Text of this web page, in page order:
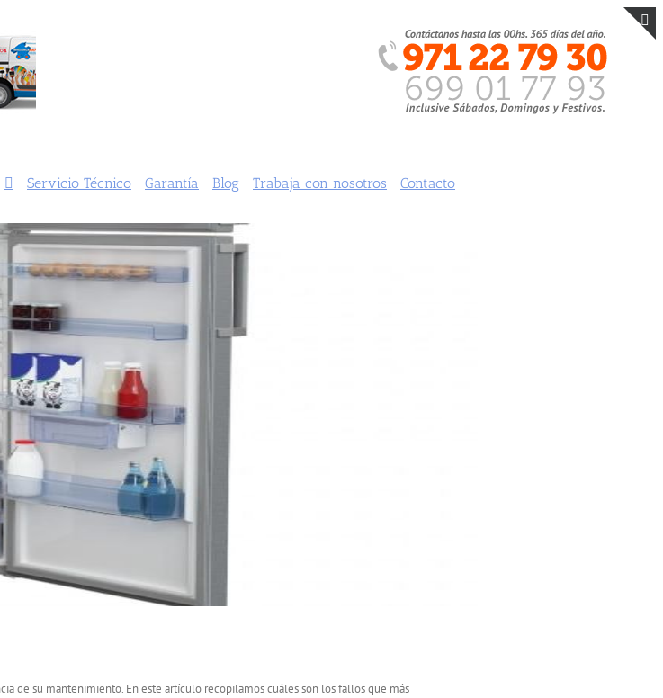
Servicio Técnico Garantía Blog Trabaja con nosotros Contacto
de su mantenimiento. En este artículo recopilamos cuáles son los fallos que más